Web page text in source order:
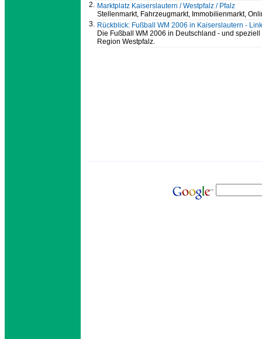
2. Marktplatz Kaiserslautern / Westpfalz / Pfalz
Stellenmarkt, Fahrzeugmarkt, Immobilienmarkt,
3. Rückblick: Fußball WM 2006 in Kaiserslautern -
Die Fußball WM 2006 in Deutschland - und
Region Westpfalz.